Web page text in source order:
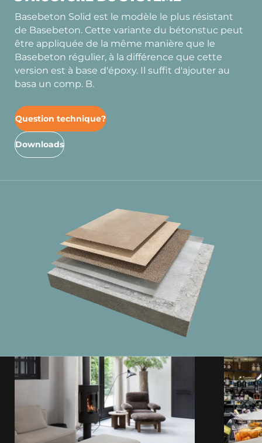
Basebeton Solid est le modèle le plus résistant
de Basebeton. Cette variante du bétonstuc peut
être appliquée de la même manière que le
Basebeton régulier, à la différence que cette
version est à base d'époxy. Il suffit d'ajouter au
basa un comp. B.
Question technique?
Downloads